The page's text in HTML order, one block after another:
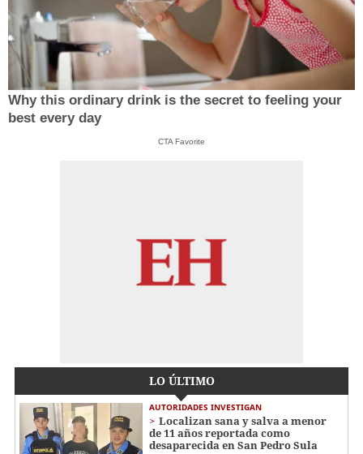
Why this ordinary drink is the secret to feeling your
best every day
CTA Favorite
LO ÚLTIMO
AUTORIDADES INVESTIGAN
Localizan sana y salva a menor
de 11 años reportada como
desaparecida en San Pedro Sula